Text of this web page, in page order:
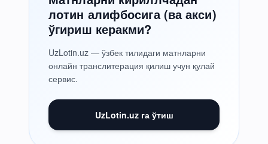
лотин алифбосига (ва акси)
ўгириш керакми?
UzLotin.uz — ўзбек тилидаги матнларни
онлайн транслитерация қилиш учун қулай
сервис.
UzLotin.uz га ўтиш